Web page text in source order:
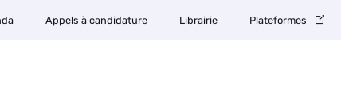
Appels à candidature Librairie Plateformes